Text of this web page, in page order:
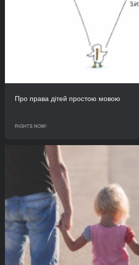
Про права дітей простою мовою
RIGHTS NOW!